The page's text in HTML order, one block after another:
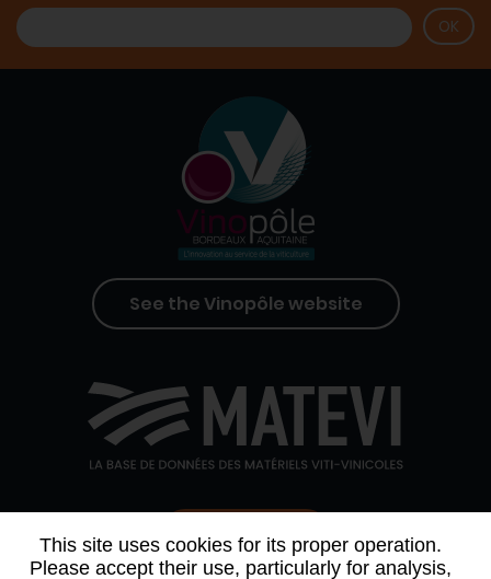
This site uses cookies for its proper operation.
Please accept their use, particularly for analysis,
See the Vinopôle website
Contact us